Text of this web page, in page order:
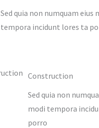
Sed quia non numquam eius
tempora incidunt lores ta
Construction​
Sed quia non
modi tempora
porro